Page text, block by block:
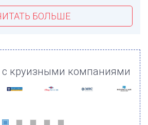
БОЛЬШЕ
круизными компаниями